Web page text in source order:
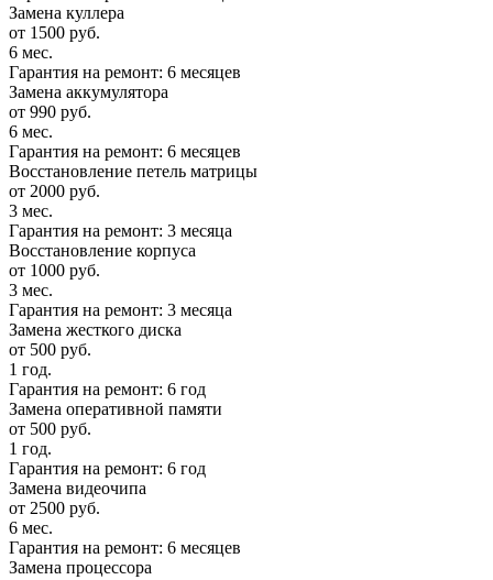
Замена куллера
от 1500 руб.
6 мес.
Гарантия на ремонт: 6 месяцев
Замена аккумулятора
от 990 руб.
6 мес.
Гарантия на ремонт: 6 месяцев
Восстановление петель матрицы
от 2000 руб.
3 мес.
Гарантия на ремонт: 3 месяца
Восстановление корпуса
от 1000 руб.
3 мес.
Гарантия на ремонт: 3 месяца
Замена жесткого диска
от 500 руб.
1 год.
Гарантия на ремонт: 6 год
Замена оперативной памяти
от 500 руб.
1 год.
Гарантия на ремонт: 6 год
Замена видеочипа
от 2500 руб.
6 мес.
Гарантия на ремонт: 6 месяцев
Замена процессора